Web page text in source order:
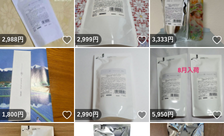
2,988円 いいね！
2,999円 いいね！
3,333円
1,800円 いいね！
2,990円 いいね！
5,950円